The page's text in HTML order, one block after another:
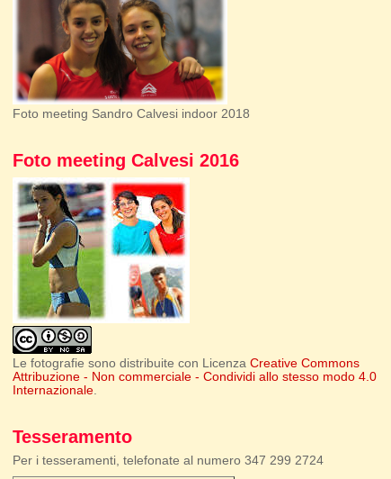
Foto meeting Sandro Calvesi indoor 2018
Foto meeting Calvesi 2016
Le fotografie sono distribuite con LicenzaCreative Commons
Attribuzione - Non commerciale - Condividi allo stesso modo 4.0
Internazionale.
Tesseramento
Per i tesseramenti, telefonate al numero 347 299 2724